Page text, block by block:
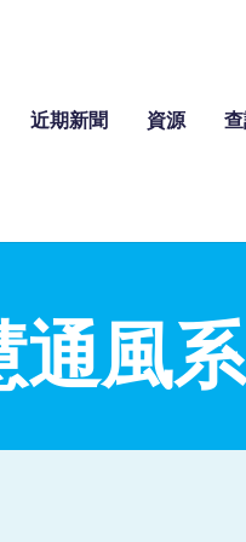
近期新聞 資源
通風